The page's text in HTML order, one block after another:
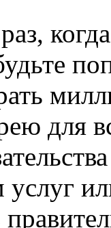
для